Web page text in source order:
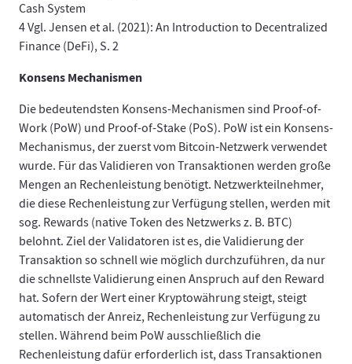
Cash System
4 Vgl. Jensen et al. (2021): An Introduction to Decentralized
Finance (DeFi), S. 2
Konsens Mechanismen
Die bedeutendsten Konsens-Mechanismen sind Proof-of-
Work (PoW) und Proof-of-Stake (PoS). PoW ist ein Konsens-
Mechanismus, der zuerst vom Bitcoin-Netzwerk verwendet
wurde. Für das Validieren von Transaktionen werden große
Mengen an Rechenleistung benötigt. Netzwerkteilnehmer,
die diese Rechenleistung zur Verfügung stellen, werden mit
sog. Rewards (native Token des Netzwerks z. B. BTC)
belohnt. Ziel der Validatoren ist es, die Validierung der
Transaktion so schnell wie möglich durchzuführen, da nur
die schnellste Validierung einen Anspruch auf den Reward
hat. Sofern der Wert einer Kryptowährung steigt, steigt
automatisch der Anreiz, Rechenleistung zur Verfügung zu
stellen. Während beim PoW ausschließlich die
Rechenleistung dafür erforderlich ist, dass Transaktionen